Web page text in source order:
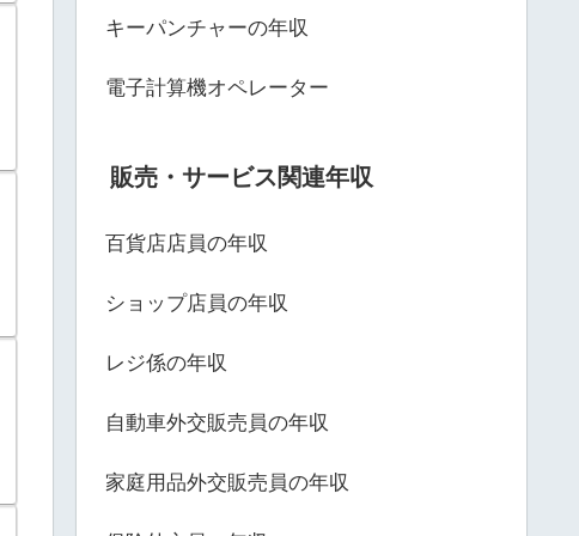
キーパンチャーの年収
電子計算機オペレーター
販売・サービス関連年収
百貨店店員の年収
ショップ店員の年収
レジ係の年収
自動車外交販売員の年収
家庭用品外交販売員の年収